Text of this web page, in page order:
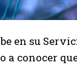
en su
a conocer